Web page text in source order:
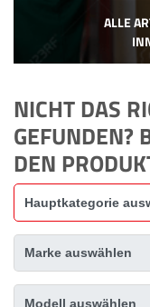
ALLE
NICHT DAS
GEFUNDEN?
DEN